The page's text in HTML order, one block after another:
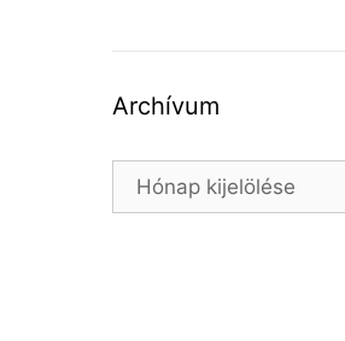
Archívum
Archívum